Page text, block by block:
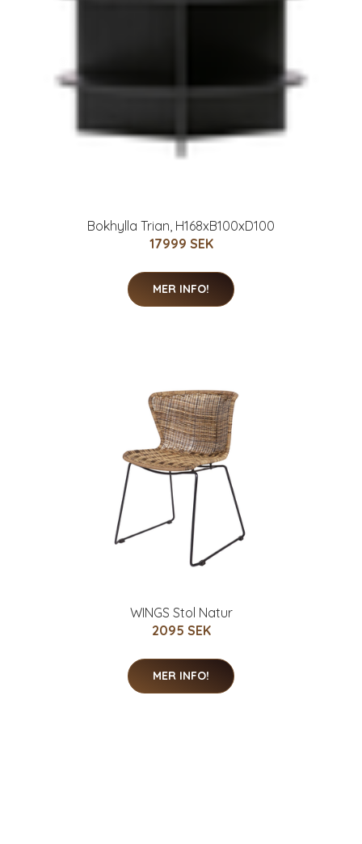
Bokhylla Trian, H168xB100xD100
17999 SEK
MER INFO!
WINGS Stol Natur
2095 SEK
MER INFO!